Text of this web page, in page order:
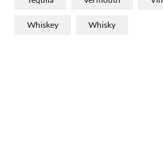
Whiskey Whisky